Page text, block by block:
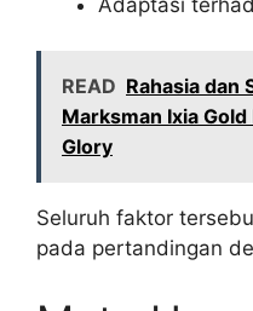
READ Rahasia dan
Marksman Ixia
Glory
Seluruh faktor
pada pertandingan